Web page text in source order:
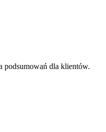
podsumowań dla klientów.